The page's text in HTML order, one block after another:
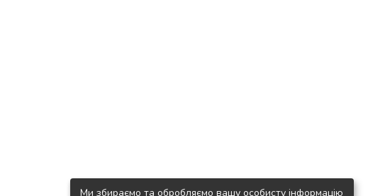
Ми збираємо та обробляємо вашу особисту інформацію